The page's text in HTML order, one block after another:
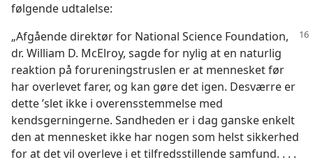
følgende udtalelse:
„Afgående direktør for National Science Foundation,
dr. William D. McElroy, sagde for nylig at en naturlig
reaktion på forureningstruslen er at mennesket før
har overlevet farer, og kan gøre det igen. Desværre er
dette ’slet ikke i overensstemmelse med
kendsgerningerne. Sandheden er i dag ganske enkelt
den at mennesket ikke har nogen som helst sikkerhed
for at det vil overleve i et tilfredsstillende samfund. . . .